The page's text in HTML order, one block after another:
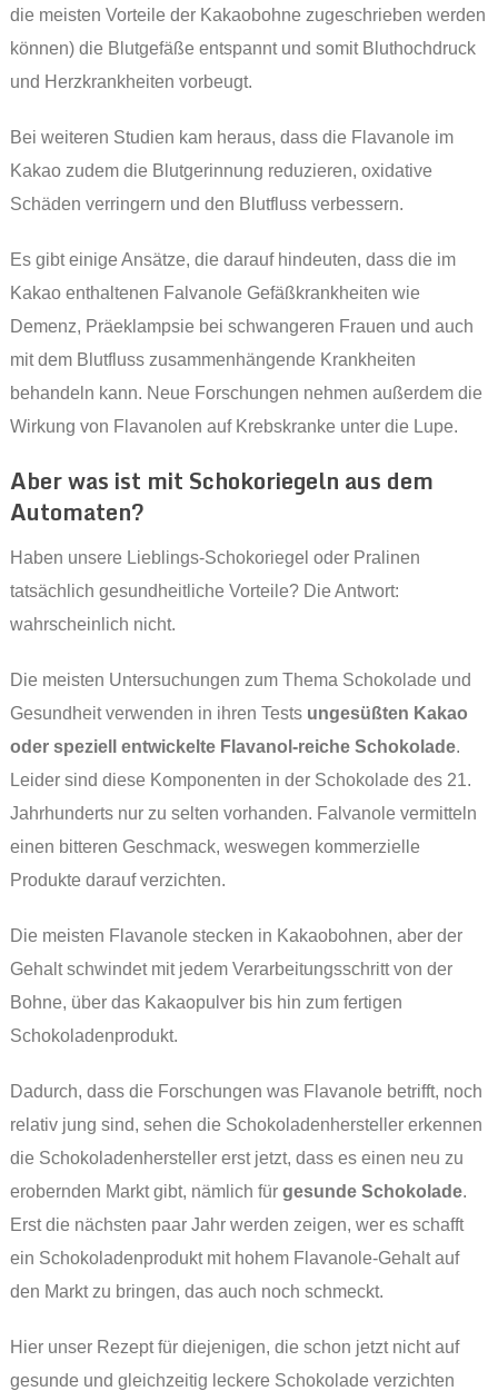
die meisten Vorteile der Kakaobohne zugeschrieben werden
können) die Blutgefäße entspannt und somit Bluthochdruck
und Herzkrankheiten vorbeugt.
Bei weiteren Studien kam heraus, dass die Flavanole im
Kakao zudem die Blutgerinnung reduzieren, oxidative
Schäden verringern und den Blutfluss verbessern.
Es gibt einige Ansätze, die darauf hindeuten, dass die im
Kakao enthaltenen Falvanole Gefäßkrankheiten wie
Demenz, Präeklampsie bei schwangeren Frauen und auch
mit dem Blutfluss zusammenhängende Krankheiten
behandeln kann. Neue Forschungen nehmen außerdem die
Wirkung von Flavanolen auf Krebskranke unter die Lupe.
Aber was ist mit Schokoriegeln aus dem
Automaten?
Haben unsere Lieblings-Schokoriegel oder Pralinen
tatsächlich gesundheitliche Vorteile? Die Antwort:
wahrscheinlich nicht.
Die meisten Untersuchungen zum Thema Schokolade und
Gesundheit verwenden in ihren Tests ungesüßten Kakao
oder speziell entwickelte Flavanol-reiche Schokolade.
Leider sind diese Komponenten in der Schokolade des 21.
Jahrhunderts nur zu selten vorhanden. Falvanole vermitteln
einen bitteren Geschmack, weswegen kommerzielle
Produkte darauf verzichten.
Die meisten Flavanole stecken in Kakaobohnen, aber der
Gehalt schwindet mit jedem Verarbeitungsschritt von der
Bohne, über das Kakaopulver bis hin zum fertigen
Schokoladenprodukt.
Dadurch, dass die Forschungen was Flavanole betrifft, noch
relativ jung sind, sehen die Schokoladenhersteller erkennen
die Schokoladenhersteller erst jetzt, dass es einen neu zu
erobernden Markt gibt, nämlich für gesunde Schokolade.
Erst die nächsten paar Jahr werden zeigen, wer es schafft
ein Schokoladenprodukt mit hohem Flavanole-Gehalt auf
den Markt zu bringen, das auch noch schmeckt.
Hier unser Rezept für diejenigen, die schon jetzt nicht auf
gesunde und gleichzeitig leckere Schokolade verzichten